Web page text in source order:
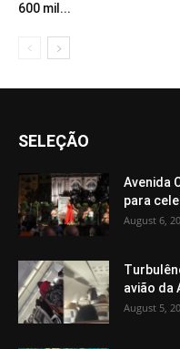
600 mil...
SELEÇÃO
Avenida
para
August 6,
avião da
August 5,